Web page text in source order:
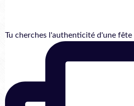
Tu cherches l'authenticité d'une fête